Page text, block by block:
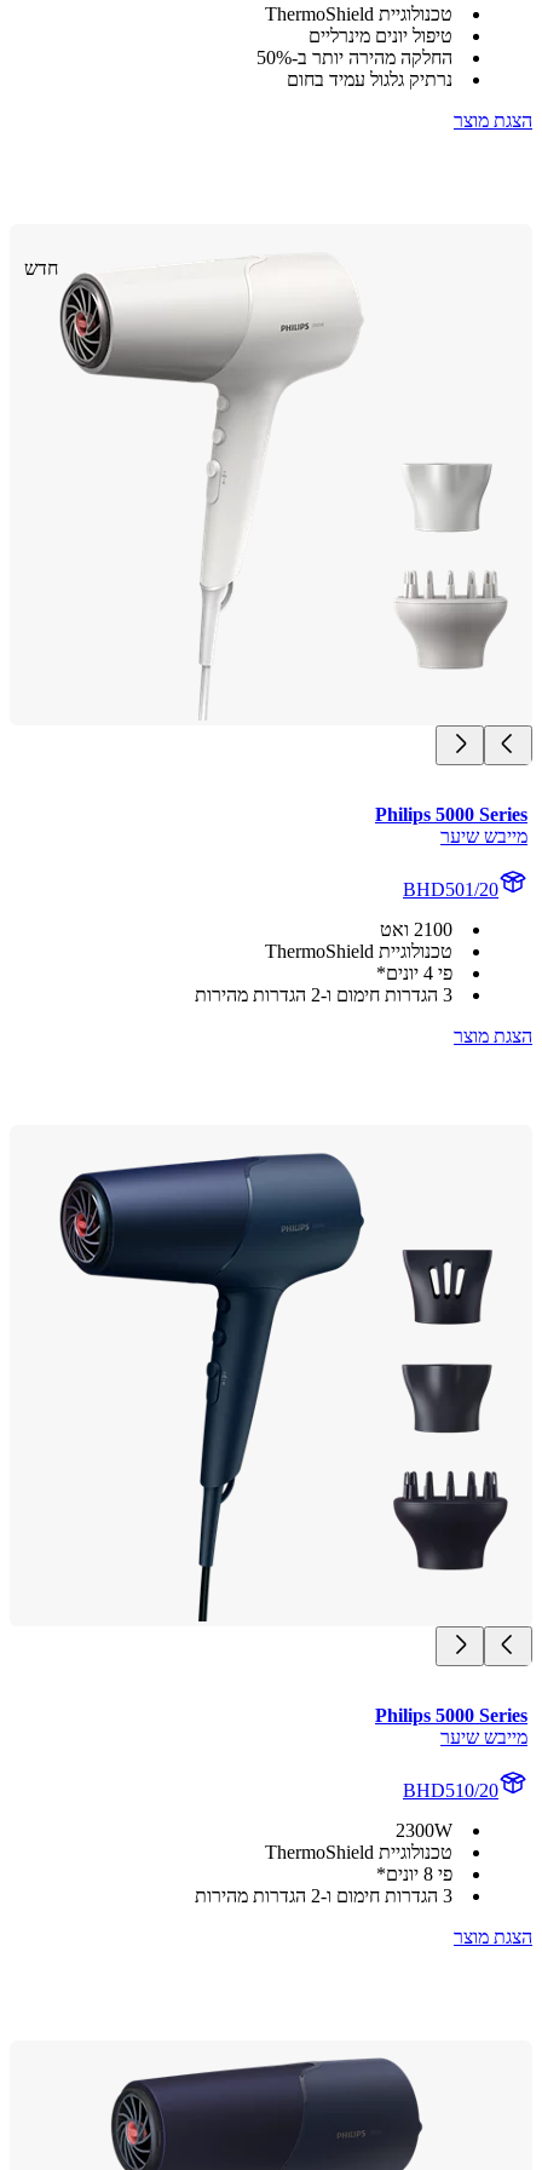
טכנולוגיית ThermoShield
טיפול יונים מינרליים
החלקה מהירה יותר ב-50%
נרתיק גלגול עמיד בחום
מוצר
חדש
Philips 5000
שיער
BHD501/20
2100 ואט
טכנולוגיית ThermoShield
פי 4 יונים*
מוצר
Philips 5000
שיער
BHD510/20
2300W
טכנולוגיית ThermoShield
פי 8 יונים*
מוצר